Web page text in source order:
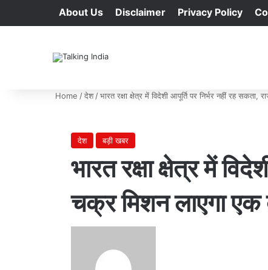
About Us Disclaimer Privacy Policy
Home /देश /भारत रक्षा क्षेत्र में विदेशी आपूर्ति पर निर्भर नहीं रह
देश बड़ी खबर
भारत रक्षा क्षेत्र में
चक्र मिशन लाएगा एक